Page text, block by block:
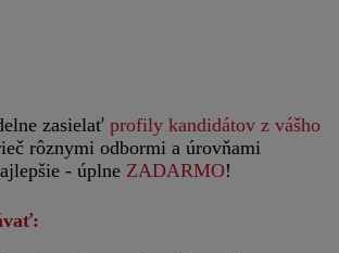
zasielať profily kandidátov z vášho
rôznymi odbormi a úrovňami
- úplne ZADARMO!